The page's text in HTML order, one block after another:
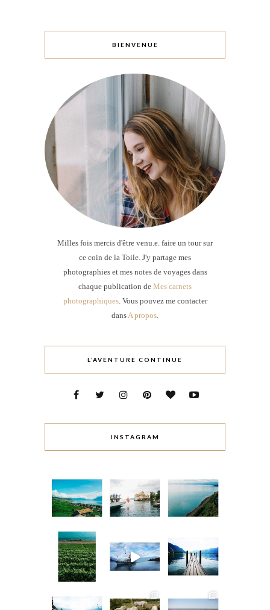
BIENVENUE
Milles fois mercis d'être venu.e. faire un tour sur
ce coin de la Toile. J'y partage mes
photographies et mes notes de voyages dans
chaque publication de Mes carnets
photographiques. Vous pouvez me contacter
dansA propos.
L’AVENTURE CONTINUE
INSTAGRAM